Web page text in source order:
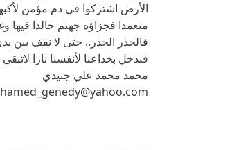
الأرض اشتركوا في دم مؤمن
متعمدا فجزاؤه جهنم خالدا فيها
فالحذر الحذر.. حتى لا نقف بين
فندخل بخداعنا لأنفسنا نارا لاتبقي
محمد محمد علي جنيدي